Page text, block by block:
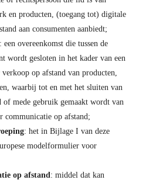
en producten, (toegang tot) digitale
aan consumenten aanbiedt;
: een overeenkomst die tussen de
wordt gesloten in het kader van een
op afstand van producten,
waarbij tot en met het sluiten van
of mede gebruik gemaakt wordt van
communicatie op afstand;
: het in Bijlage I van deze
modelformulier voor
op afstand: middel dat kan